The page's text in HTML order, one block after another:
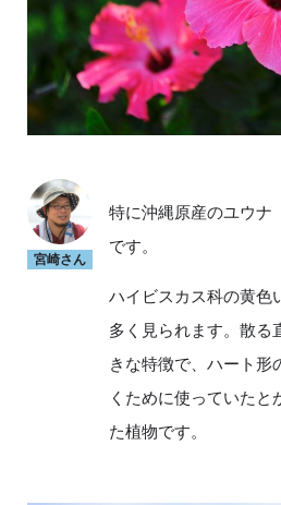
宮崎さん
特に沖縄原産のユウナ
です。
ハイビスカス科の黄色
多く見られます。散る
きな特徴で、ハート形
くために使っていたと
た植物です。